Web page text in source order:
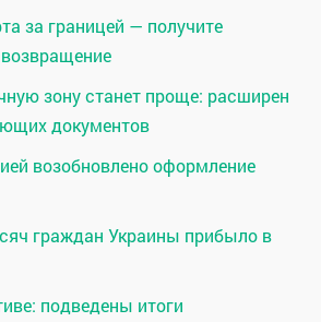
за границей — получите
зону станет проще: расширен
документов
возобновлено оформление
граждан Украины прибыло в
подведены итоги